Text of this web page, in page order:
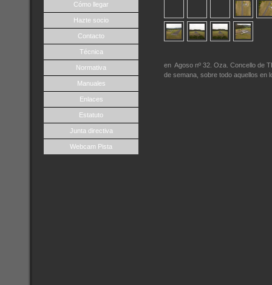
Cómo llegar
Hazte socio
Contacto
Técnica
Normativa
Manuales
Enlaces
Estatuto
Junta directiva
Webcam Pista
en Agoso nº 32. Oza. Concello de
de semana, sobre todo aquellos en